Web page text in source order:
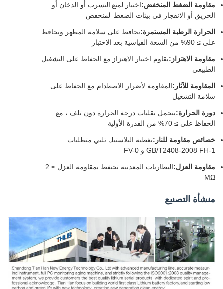
مقاومة الضغط المنخفض:اختبار لمنع التسرب أو الدخان أو
الحريق أو الانفجار في بيئات الضغط المنخفض
الحرارة الرطبة المستمرة:يحافظ على سلامة المظهر ويحافظ
على ≥ 90% من السعة القياسية بعد الاختبار
مقاومة الاهتزاز:يقاوم اختبار الاهتزاز مع الحفاظ على التشغيل
الطبيعي
المقاومة للآثار:المقاومة لأضرار الاصطدام مع الحفاظ على
سلامة التشغيل
دورة الحرارة:يتحمل تقلبات درجة الحرارة دون تلف ، مع
الحفاظ على ≥ 70% من القدرة الأولية
خصائص مقاومة للنار:تغطية البلاستيك تلبي متطلبات
GB/T2408-2008 FH-1 و FV-0
مقاومة العزل:
البطاريات المعدنية تحتفظ بمقاومة العزل ≥ 2
MΩ
منشأة التصنيع